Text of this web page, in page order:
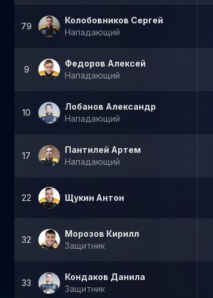
79
Колобовников Сергей
Нападающий
9
Федоров Алексей
Нападающий
10
Лобанов Александр
Нападающий
17
Пантилей Артем
Нападающий
22 Щукин Антон
32
Морозов Кирилл
Защитник
33
Кондаков Данила
Защитник